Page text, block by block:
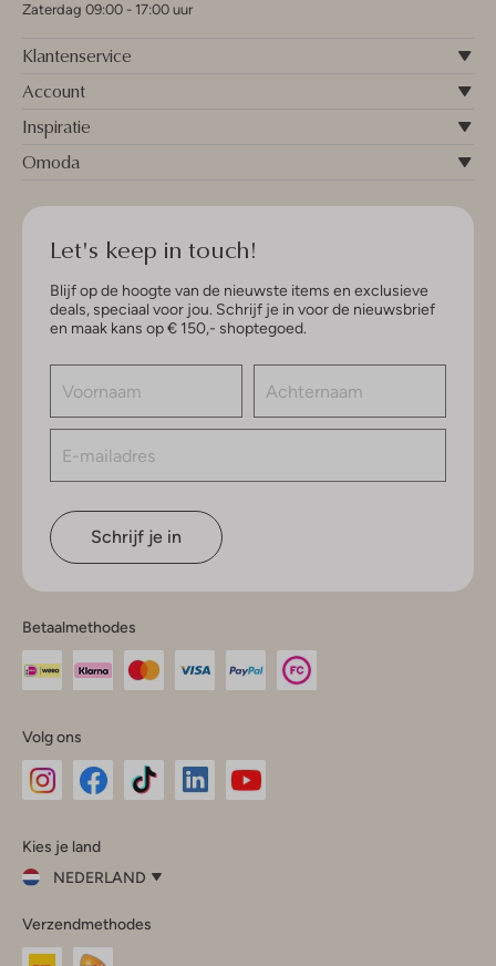
Zaterdag 09:00 - 17:00 uur
Klantenservice
Account
Inspiratie
Omoda
Let's keep in touch!
Blijf op de hoogte van de nieuwste items en exclusieve
deals, speciaal voor jou. Schrijf je in voor de nieuwsbrief
en maak kans op € 150,- shoptegoed.
Schrijf je in
Betaalmethodes
Volg ons
InstagramFacebook
Kies je land
NEDERLAND
je
land
Verzendmethodes